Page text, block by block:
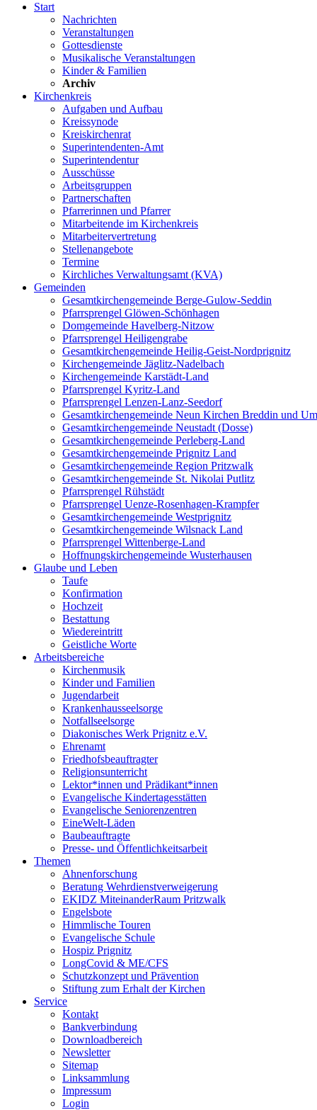
Start
Nachrichten
Veranstaltungen
Gottesdienste
Musikalische Veranstaltungen
Kinder & Familien
Archiv
Kirchenkreis
Aufgaben und Aufbau
Kreissynode
Kreiskirchenrat
Superintendenten-Amt
Superintendentur
Ausschüsse
Arbeitsgruppen
Partnerschaften
Pfarrerinnen und Pfarrer
Mitarbeitende im Kirchenkreis
Mitarbeitervertretung
Stellenangebote
Termine
Kirchliches Verwaltungsamt (KVA)
Gemeinden
Gesamtkirchengemeinde Berge-Gulow-Seddin
Pfarrsprengel Glöwen-Schönhagen
Domgemeinde Havelberg-Nitzow
Pfarrsprengel Heiligengrabe
Gesamtkirchengemeinde Heilig-Geist-Nordprignitz
Kirchengemeinde Jäglitz-Nadelbach
Kirchengemeinde Karstädt-Land
Pfarrsprengel Kyritz-Land
Pfarrsprengel Lenzen-Lanz-Seedorf
Gesamtkirchengemeinde Neun Kirchen Breddin und
Gesamtkirchengemeinde Neustadt (Dosse)
Gesamtkirchengemeinde Perleberg-Land
Gesamtkirchengemeinde Prignitz Land
Gesamtkirchengemeinde Region Pritzwalk
Gesamtkirchengemeinde St. Nikolai Putlitz
Pfarrsprengel Rühstädt
Pfarrsprengel Uenze-Rosenhagen-Krampfer
Gesamtkirchengemeinde Westprignitz
Gesamtkirchengemeinde Wilsnack Land
Pfarrsprengel Wittenberge-Land
Hoffnungskirchengemeinde Wusterhausen
Glaube und Leben
Taufe
Konfirmation
Hochzeit
Bestattung
Wiedereintritt
Geistliche Worte
Arbeitsbereiche
Kirchenmusik
Kinder und Familien
Jugendarbeit
Krankenhausseelsorge
Notfallseelsorge
Diakonisches Werk Prignitz e.V.
Ehrenamt
Friedhofsbeauftragter
Religionsunterricht
Lektor*innen und Prädikant*innen
Evangelische Kindertagesstätten
Evangelische Seniorenzentren
EineWelt-Läden
Baubeauftragte
Presse- und Öffentlichkeitsarbeit
Themen
Ahnenforschung
Beratung Wehrdienstverweigerung
EKIDZ MiteinanderRaum Pritzwalk
Engelsbote
Himmlische Touren
Evangelische Schule
Hospiz Prignitz
LongCovid & ME/CFS
Schutzkonzept und Prävention
Stiftung zum Erhalt der Kirchen
Service
Kontakt
Bankverbindung
Downloadbereich
Newsletter
Sitemap
Linksammlung
Impressum
Login